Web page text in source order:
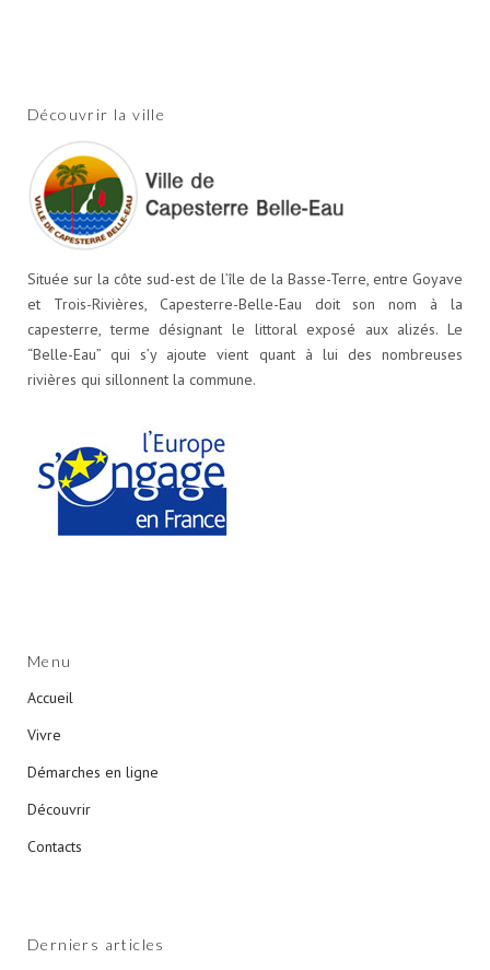
Découvrir la ville
Située sur la côte sud-est de l’île de la Basse-Terre, entre Goyave
et Trois-Rivières, Capesterre-Belle-Eau doit son nom à la
capesterre, terme désignant le littoral exposé aux alizés. Le
“Belle-Eau” qui s’y ajoute vient quant à lui des nombreuses
rivières qui sillonnent la commune.
Menu
Accueil
Vivre
Démarches en ligne
Découvrir
Contacts
Derniers articles